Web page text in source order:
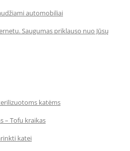
automobiliai
Saugumas priklauso nuo Jūsų
katėms
– Tofu kraikas
katei